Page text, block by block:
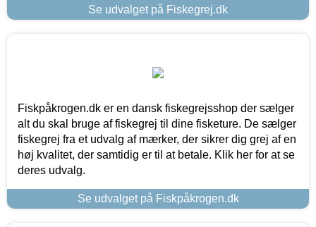
Se udvalget på Fiskegrej.dk
Fiskpåkrogen.dk er en dansk fiskegrejsshop der sælger
alt du skal bruge af fiskegrej til dine fisketure. De sælger
fiskegrej fra et udvalg af mærker, der sikrer dig grej af en
høj kvalitet, der samtidig er til at betale. Klik her for at se
deres udvalg.
Se udvalget på Fiskpåkrogen.dk